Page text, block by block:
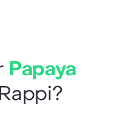
Papaya